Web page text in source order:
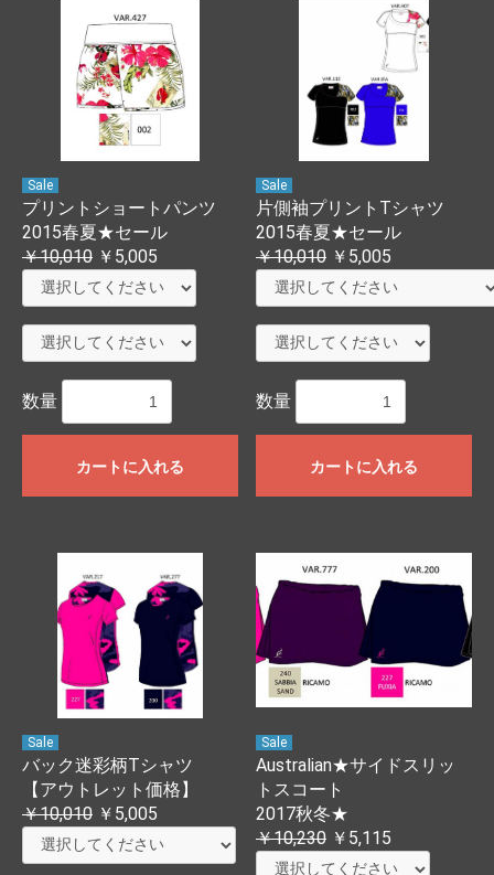
Sale
プリントショートパンツ
2015春夏★セール
￥10,010 ￥5,005
数量
カートに入れる
Sale
片側袖プリントTシャツ
2015春夏★セール
￥10,010 ￥5,005
数量
カートに入れる
Sale
バック迷彩柄Tシャツ
【アウトレット価格】
￥10,010 ￥5,005
Sale
Australian★サイドスリッ
トスコート
2017秋冬★
￥10,230 ￥5,115